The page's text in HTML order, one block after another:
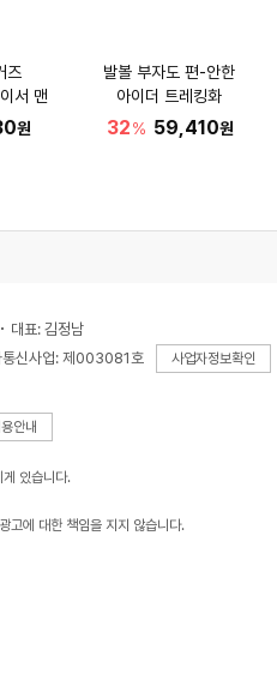
즈
서 맨
원
발볼 부자도 편-안한
아이더 트레킹화
32% 59,410원
대표: 김정남
통신사업: 제003081호 사업자정보확인
안내
있습니다.
고에 대한 책임을 지지 않습니다.